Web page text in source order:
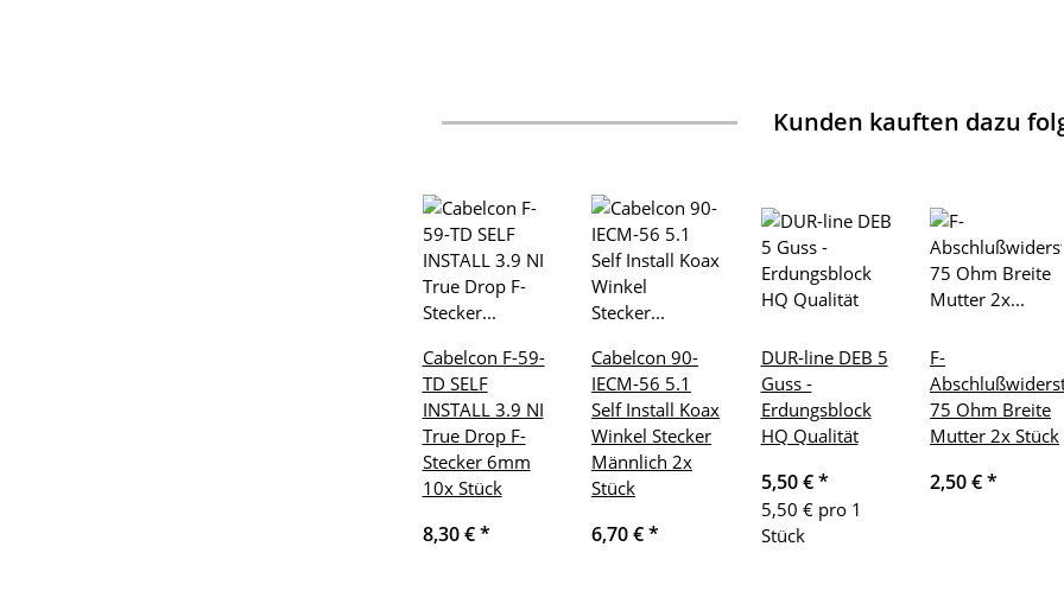
Kunden kauften dazu
Cabelcon F-59-
TD SELF
INSTALL 3.9 NI
True Drop F-
Stecker 6mm
10x Stück
8,30 €*
Cabelcon 90-
IECM-56 5.1
Self Install Koax
Winkel Stecker
Männlich 2x
Stück
6,70 €*
DUR-line DEB 5
Guss -
Erdungsblock
HQ Qualität
5,50 €*
5,50 € pro 1
Stück
F-
75 Ohm Breite
Mutter 2x Stück
2,50 €*